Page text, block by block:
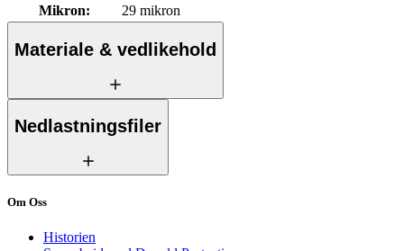
Mikron: 29 mikron
Materiale & vedlikehold
Nedlastningsfiler
Om Oss
Historien